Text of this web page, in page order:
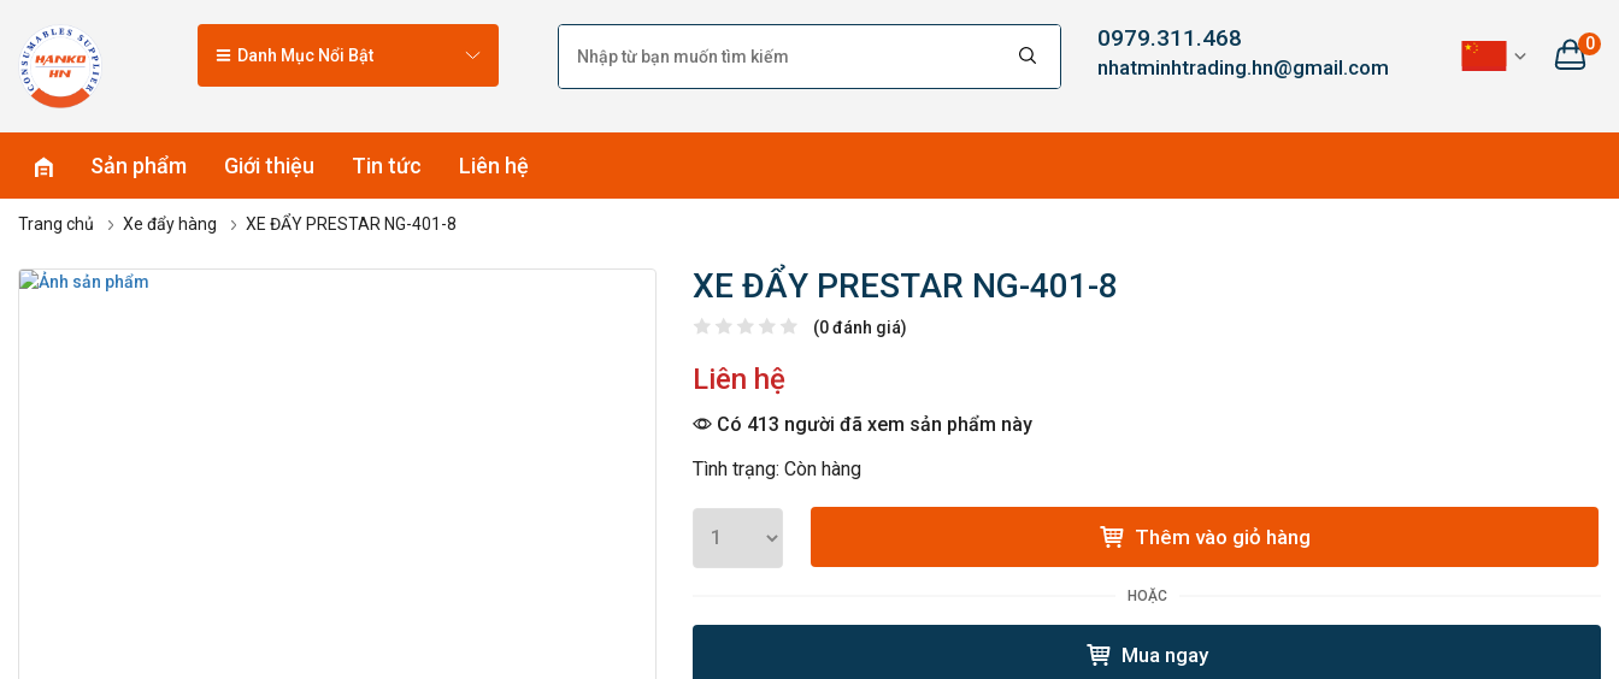
Danh Mục Nổi Bật
0979.311.468
nhatminhtrading.hn@gmail.com
0
Sản phẩm Giới thiệu Tin tức Liên hệ
Trang chủ Xe đẩy hàng XE ĐẨY PRESTAR NG-401-8
XE ĐẨY PRESTAR NG-401-8
(0 đánh giá)
Liên hệ
Có 413 người đã xem sản phẩm này
Tình trạng: Còn hàng
Thêm vào giỏ hàng
HOẶC
Mua ngay